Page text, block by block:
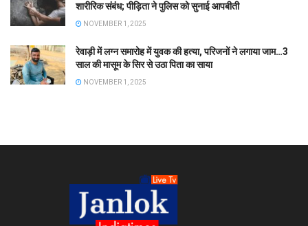
शारीरिक संबंध; पीड़िता ने पुलिस को सुनाई आपबीती
NOVEMBER 1, 2025
रेवाड़ी में लग्न समारोह में युवक की हत्या, परिजनों ने लगाया जाम…3
साल की मासूम के सिर से उठा पिता का साया
NOVEMBER 1, 2025